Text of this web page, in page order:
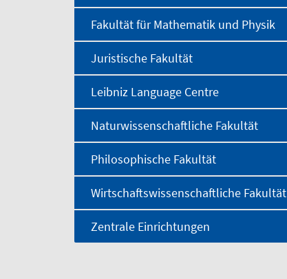
Fakultät für Mathematik und Physik
Juristische Fakultät
Leibniz Language Centre
Naturwissenschaftliche Fakultät
Philosophische Fakultät
Wirtschaftswissenschaftliche Fakultät
Zentrale Einrichtungen